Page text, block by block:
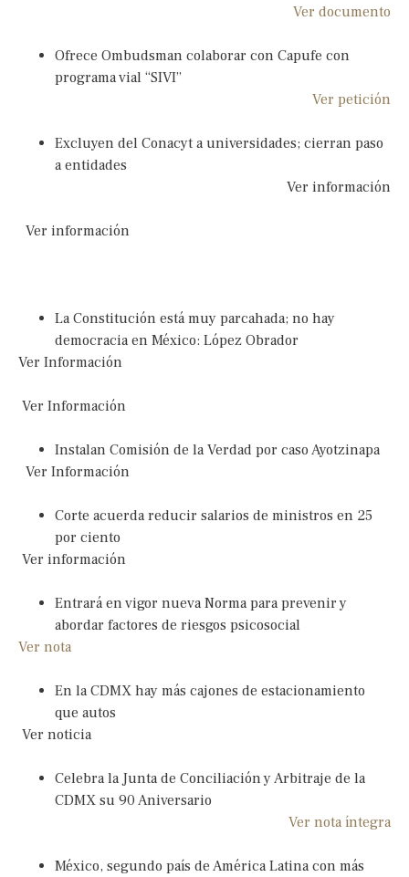
Ver documento
Ofrece Ombudsman colaborar con Capufe con
programa vial “SIVI”
Ver petición
Excluyen del Conacyt a universidades; cierran paso
a entidades
Ver información
Ver información
La Constitución está muy parcahada; no hay
democracia en México: López Obrador
Ver Información
Ver Información
Instalan Comisión de la Verdad por caso Ayotzinapa
Ver Información
Corte acuerda reducir salarios de ministros en 25
por ciento
Ver información
Entrará en vigor nueva Norma para prevenir y
abordar factores de riesgos psicosocial
Ver nota
En la CDMX hay más cajones de estacionamiento
que autos
Ver noticia
Celebra la Junta de Conciliación y Arbitraje de la
CDMX su 90 Aniversario
Ver nota íntegra
México, segundo país de América Latina con más